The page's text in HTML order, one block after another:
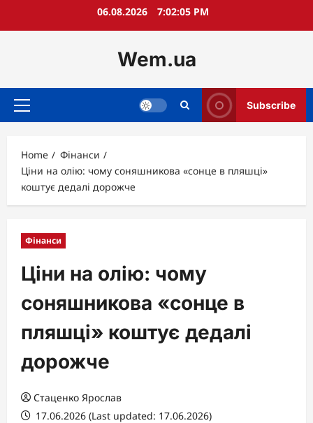
06.08.2026 7:02:07 PM
Wem.ua
Primary
Subscribe
Home
Фінанси
Ціни на олію: чому соняшникова «сонце в пляшці»
коштує дедалі дорожче
Фінанси
Ціни на олію: чому
соняшникова «сонце в
пляшці» коштує дедалі
дорожче
Стаценко Ярослав
17.06.2026 (Last updated: 17.06.2026)